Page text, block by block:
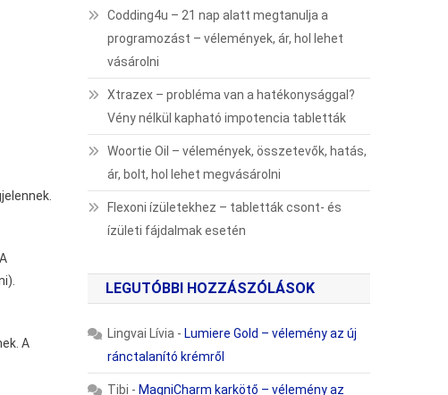
A
Codding4u – 21 nap alatt megtanulja a
programozást – vélemények, ár, hol lehet
vásárolni
Xtrazex – probléma van a hatékonysággal?
Vény nélkül kapható impotencia tabletták
Woortie Oil – vélemények, összetevők, hatás,
ár, bolt, hol lehet megvásárolni
Flexoni ízületekhez – tabletták csont- és
ízületi fájdalmak esetén
LEGUTÓBBI HOZZÁSZÓLÁSOK
Lingvai Lívia - Lumiere Gold – vélemény az új
ránctalanító krémről
Tibi - MagniCharm karkötő – vélemény az